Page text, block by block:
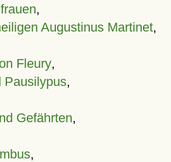
,
Augustinus Martinet,
Fleury,
Pausilypus,
Gefährten,
,